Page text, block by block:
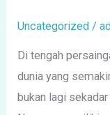
Uncategorized /
Di tengah
dunia yang
bukan lagi